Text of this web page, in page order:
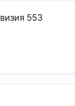
553